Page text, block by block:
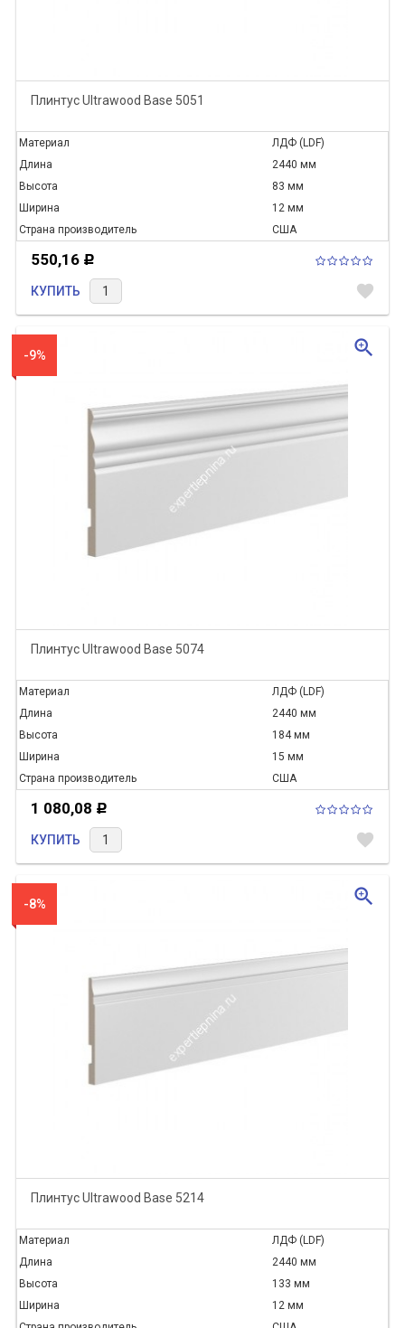
Плинтус Ultrawood Base 5051
Материал
ЛДФ (LDF)
Длина
2440 мм
Высота
83 мм
Ширина
12 мм
Страна производитель
США
550,16 Р
КУПИТЬ favorite
-9%
Плинтус Ultrawood Base 5074
Материал
ЛДФ (LDF)
Длина
2440 мм
Высота
184 мм
Ширина
15 мм
Страна производитель
США
1 080,08 Р
КУПИТЬ favorite
zoom_in
-8%
Плинтус Ultrawood Base 5214
Материал
ЛДФ (LDF)
Длина
2440 мм
Высота
133 мм
Ширина
12 мм
zoom_in